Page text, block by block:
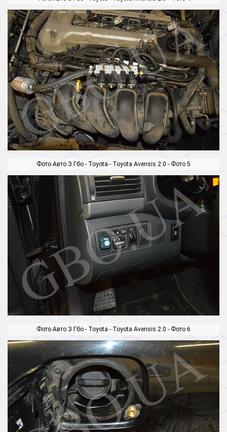
Фото Авто З Гбо - Toyota - Toyota Avensis 2.0 - Фото 5
Фото Авто З Гбо - Toyota - Toyota Avensis 2.0 - Фото 6